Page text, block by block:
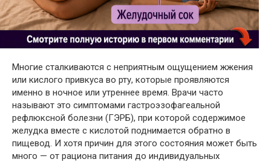
Многие сталкиваются с неприятным ощущением жжения
или кислого привкуса во рту, которые проявляются
именно в ночное или утреннее время. Врачи часто
называют это симптомами гастроэзофагеальной
рефлюксной болезни (ГЭРБ), при которой содержимое
желудка вместе с кислотой поднимается обратно в
пищевод. И хотя причин для этого состояния может быть
много — от рациона питания до индивидуальных